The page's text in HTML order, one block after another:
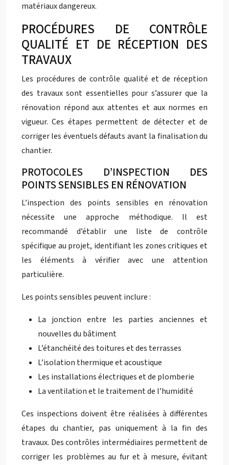
matériaux dangereux.
PROCÉDURES DE CONTRÔLE
QUALITÉ ET DE RÉCEPTION DES
TRAVAUX
Les procédures de contrôle qualité et de réception
des travaux sont essentielles pour s’assurer que la
rénovation répond aux attentes et aux normes en
vigueur. Ces étapes permettent de détecter et de
corriger les éventuels défauts avant la finalisation du
chantier.
PROTOCOLES D’INSPECTION DES
POINTS SENSIBLES EN RÉNOVATION
L’inspection des points sensibles en rénovation
nécessite une approche méthodique. Il est
recommandé d’établir une liste de contrôle
spécifique au projet, identifiant les zones critiques et
les éléments à vérifier avec une attention
particulière.
Les points sensibles peuvent inclure :
La jonction entre les parties anciennes et
nouvelles du bâtiment
L’étanchéité des toitures et des terrasses
L’isolation thermique et acoustique
Les installations électriques et de plomberie
La ventilation et le traitement de l’humidité
Ces inspections doivent être réalisées à différentes
étapes du chantier, pas uniquement à la fin des
travaux. Des contrôles intermédiaires permettent de
corriger les problèmes au fur et à mesure, évitant